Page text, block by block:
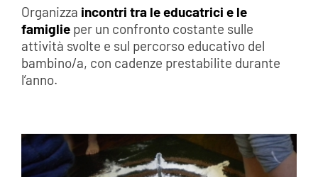
Organizza incontri tra le educatrici e le
famiglieper un confronto costante sulle
attività svolte e sul percorso educativo del
bambino/a, con cadenze prestabilite durante
l’anno.